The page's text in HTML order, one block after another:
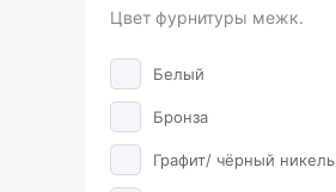
Ручки
Цилиндры
Цвет фурнитуры межк.
Белый
Бронза
Графит/ чёрный никель